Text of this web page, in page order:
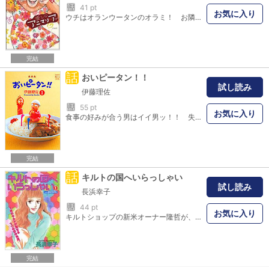
完結
話 41 pt
ウチはオランウータンのオラミ！ お隣さんにガチ恋中の何処にでもいる「普通」の女の子！ ヨロシクね！ 「こんなマンガ見たことない」「全ページにパワーワード」「ツッコミが追いつかない！」ドチャクソ話題沸騰、爆笑＆混乱の嵐！！ 何処にでもいる普通のオランウータン女子・オラミ（18）はお隣に住む人間・イツキ教授（50）にガチ恋中！ 恋に奥手な握力500kg女子は優しいおじ様に振り向いてもらえるのか！？ 一度読めば超絶ポジティブなオラミと放たれるパワーワードにみんな夢中！ 種族なんてどーでもいい。恋愛とギャグの極上ハーモニー、マジLOVE２００％な動物界のドチャクソ本気ラブコメ！！
お気に入り
完結
話 おいピータン！！
伊藤理佐
話
55 pt
食事の好みが合う男はイイ男ッ！！ 失恋直後にラーメン屋のおばちゃんと格闘したり、壊れた炊飯器のせいで「ほんとの気持ち」に気づいたり、突発性ホットドッグ食べたい病が二人の距離を縮めたり、おでんの頼み方に恋したり……。大好きな人とのゴハンは絶対おいピー！ 第29回講談社漫画賞受賞――恋と食のハーモニーを描く、大人気オムニバス・ショート☆
試し読み
お気に入り
完結
話 キルトの国へいらっしゃい
長浜幸子
話 44 pt
キルトショップの新米オーナー隆哲が、訪問客の涙や笑顔に垣間見る色とりどりの人間模様。華麗な布のハーモニーがいざなうファンタジックなキルトの世界。
試し読み
お気に入り